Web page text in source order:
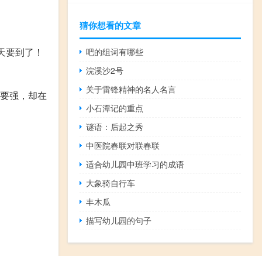
到了！
强，却在
猜你想看的文章
吧的组词有哪些
浣溪沙2号
关于雷锋精神的名人名言
小石潭记的重点
谜语：后起之秀
中医院春联对联春联
适合幼儿园中班学习的成语
大象骑自行车
丰木瓜
描写幼儿园的句子